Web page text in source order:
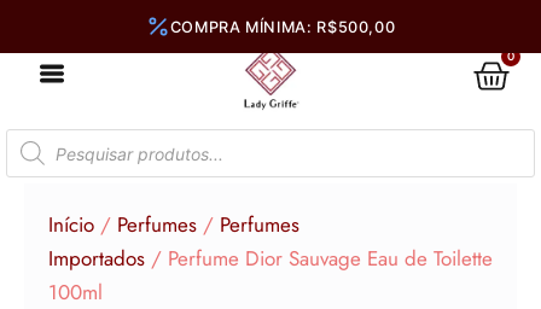
0
Pesquisar
produtos
Início / Perfumes / Perfumes
Importados / Perfume Dior Sauvage Eau de Toilette
100ml